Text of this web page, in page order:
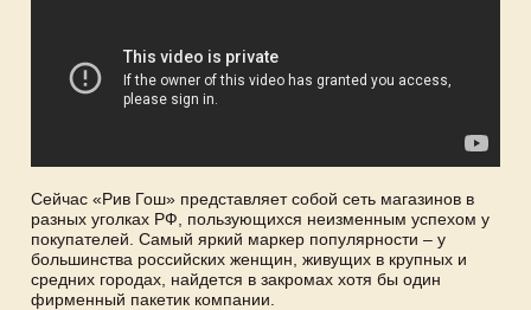
Сейчас «Рив Гош» представляет собой сеть магазинов в
разных уголках РФ, пользующихся неизменным успехом у
покупателей. Самый яркий маркер популярности – у
большинства российских женщин, живущих в крупных и
средних городах, найдется в закромах хотя бы один
фирменный пакетик компании.